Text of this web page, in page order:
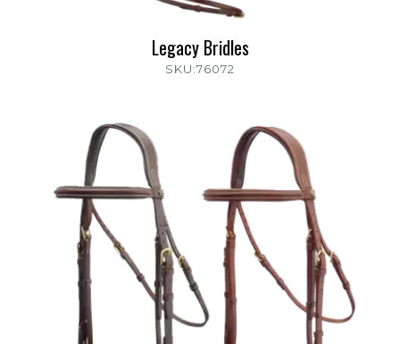
Legacy Bridles
SKU:76072